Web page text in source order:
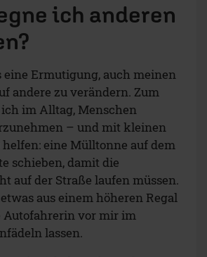
ich anderen
eine Ermutigung, auch meinen
andere zu verändern. Zum
im Alltag, Menschen
– und mit kleinen
eine Mülltonne auf dem
schieben, damit die
auf der Straße laufen müssen.
aus einem höheren Regal
Autofahrerin vor mir im
lassen.